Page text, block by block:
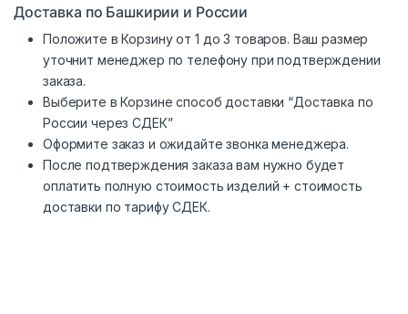
Доставка по Башкирии и России
Положите в Корзину от 1 до 3 товаров. Ваш размер
уточнит менеджер по телефону при подтверждении
заказа.
Выберите в Корзине способ доставки “Доставка по
России через СДЕК”
Оформите заказ и ожидайте звонка менеджера.
После подтверждения заказа вам нужно будет
оплатить полную стоимость изделий + стоимость
доставки по тарифу СДЕК.